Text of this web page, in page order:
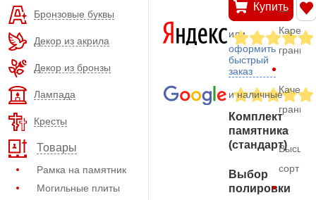
Бронзовые буквы
Декор из акрила
Декор из бронзы
Лампада
Кресты
Товары
Рамка на памятник
Могильные плиты
Купить
или
оформить
быстрый
заказ
и наличные
Комплект
памятника
(стандарт)
Выбор
полировки
—
гранит
гранита
—
Высший
сорт